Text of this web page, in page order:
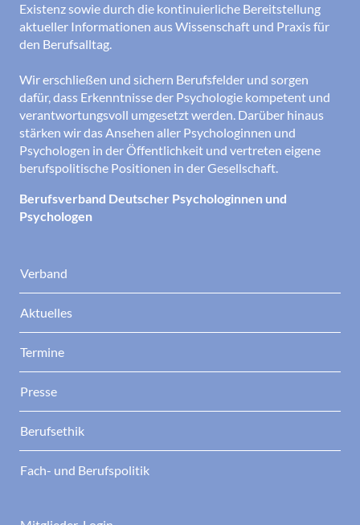
Existenz sowie durch die kontinuierliche Bereitstellung
aktueller Informationen aus Wissenschaft und Praxis für
den Berufsalltag.
Wir erschließen und sichern Berufsfelder und sorgen
dafür, dass Erkenntnisse der Psychologie kompetent und
verantwortungsvoll umgesetzt werden. Darüber hinaus
stärken wir das Ansehen aller Psychologinnen und
Psychologen in der Öffentlichkeit und vertreten eigene
berufspolitische Positionen in der Gesellschaft.
Berufsverband Deutscher Psychologinnen und
Psychologen
Verband
Aktuelles
Termine
Presse
Berufsethik
Fach- und Berufspolitik